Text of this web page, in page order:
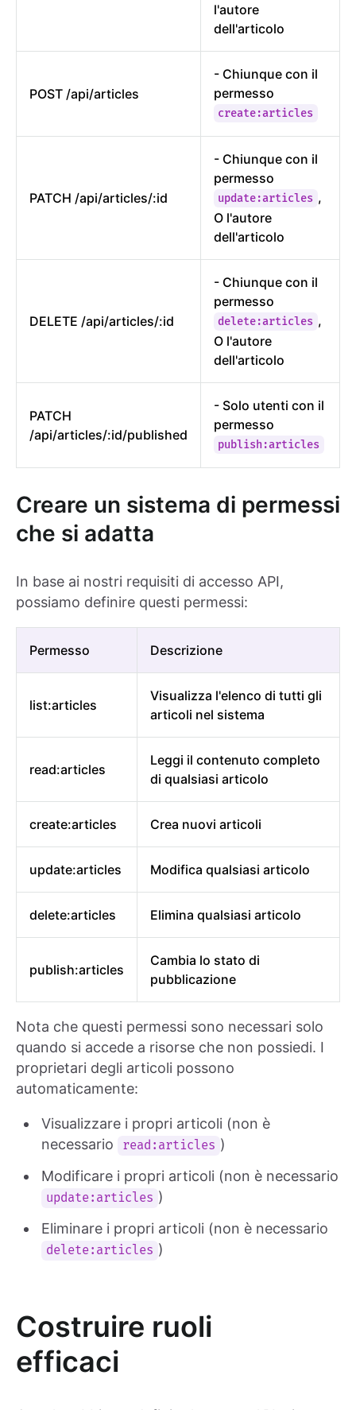
l'autore
dell'articolo
POST /api/articles
- Chiunque con il
permesso
create:articles
PATCH /api/articles/:id
- Chiunque con il
permesso
update:articles ,
O l'autore
dell'articolo
DELETE /api/articles/:id
- Chiunque con il
permesso
delete:articles ,
O l'autore
dell'articolo
PATCH
/api/articles/:id/published
- Solo utenti con il
permesso
publish:articles
Creare un sistema di permessi
che si adatta
In base ai nostri requisiti di accesso API,
possiamo definire questi permessi:
Permesso Descrizione
list:articles
Visualizza l'elenco di tutti gli
articoli nel sistema
read:articles
Leggi il contenuto completo
di qualsiasi articolo
create:articles Crea nuovi articoli
update:articles Modifica qualsiasi articolo
delete:articles Elimina qualsiasi articolo
publish:articles
Cambia lo stato di
pubblicazione
Nota che questi permessi sono necessari solo
quando si accede a risorse che non possiedi. I
proprietari degli articoli possono
automaticamente:
Visualizzare i propri articoli (non è
necessario
read:articles )
Modificare i propri articoli (non è necessario
update:articles )
Eliminare i propri articoli (non è necessario
delete:articles )
Costruire ruoli
efficaci